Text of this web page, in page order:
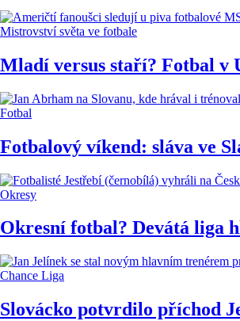
Mistrovství světa ve fotbale
Mladí versus staří? Fotbal v
Fotbal
Fotbalový víkend: sláva ve
Okresy
Okresní fotbal? Devátá liga
Chance Liga
Slovácko potvrdilo příchod